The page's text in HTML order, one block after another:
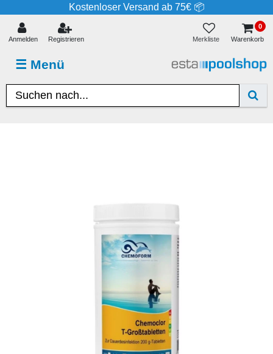
Kostenloser Versand ab 75€ 📦
☰ Menü
Anmelden Registrieren Merkliste
0
Warenkorb